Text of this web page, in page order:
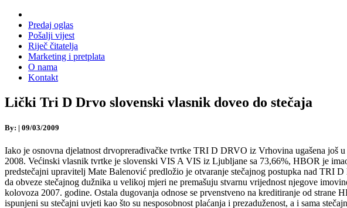
Predaj oglas
Pošalji vijest
Riječ čitatelja
Marketing i pretplata
O nama
Kontakt
Lički Tri D Drvo slovenski vlasnik doveo do stečaja
By: | 09/03/2009
Iako je osnovna djelatnost drvoprerađivačke tvrtke TRI D DRVO iz Vrhovina ugašena još
2008. Većinski vlasnik tvrtke je slovenski VIS A VIS iz Ljubljane sa 73,66%, HBOR je
predstečajni upravitelj Mate Balenović predložio je otvaranje stečajnog postupka nad TRI
da obveze stečajnog dužnika u velikoj mjeri ne premašuju stvarnu vrijednost njegove
kolovoza 2007. godine. Ostala dugovanja odnose se prvenstveno na kreditiranje od
ispunjeni su stečajni uvjeti kao što su nesposobnost plaćanja i prezaduženost, a i sama